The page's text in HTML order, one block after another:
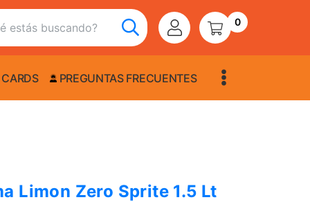
0
PREGUNTAS FRECUENTES
Limon Zero Sprite 1.5 Lt